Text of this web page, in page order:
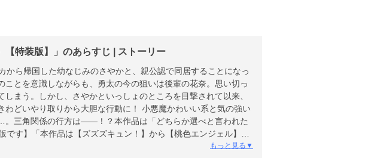
【特装版】」のあらすじ | ストーリー
から帰国した幼なじみのさやかと、親公認で同居することになっ
とを意識しながらも、勇太の今の狙いは後輩の花奈。思い切っ
まう。しかし、さやかといっしょのところを目撃されて以来、
どいやり取りから大胆な行動に！ 小悪魔かわいい系と気の強い
。三角関係の行方は――！？本作品は「どちらか選べと言われた
す】「本作品は【ズズズキュン！】から【桃色エンジェル】へ
もっと見る▼